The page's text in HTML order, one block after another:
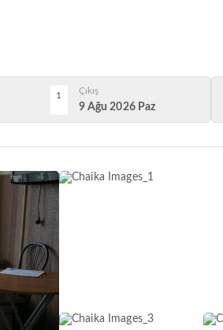
1 Çıkış
9 Ağu 2026 Paz